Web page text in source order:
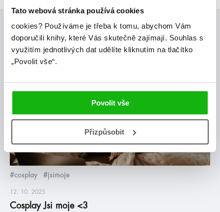
Tato webová stránka používá cookies
cookies? Používáme je třeba k tomu, abychom Vám
doporučili knihy, které Vás skutečně zajímají. Souhlas s
využitím jednotlivých dat udělíte kliknutím na tlačítko
„Povolit vše“.
Povolit vše
Přizpůsobit
Posty, které by tě mohly zajímat
blog
#cosplay #jsimoje
12. 10. 2025
Cosplay Jsi moje <3